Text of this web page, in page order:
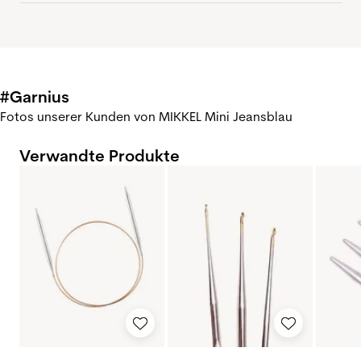
#Garnius
Fotos unserer Kunden von MIKKEL Mini Jeansblau
Verwandte Produkte